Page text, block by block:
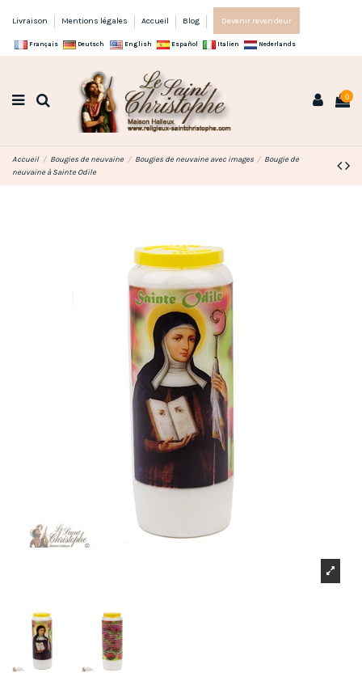
Livraison Mentions légales Accueil Blog Devenir revendeur
Français Deutsch English Español Italien Nederlands
0
Accueil Bougies de neuvaine Bougies de neuvaine avec images
Bougie de
neuvaine à Sainte Odile